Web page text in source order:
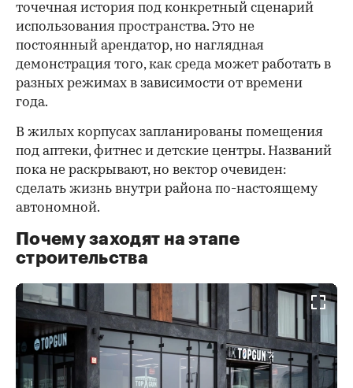
точечная история под конкретный сценарий
использования пространства. Это не
постоянный арендатор, но наглядная
демонстрация того, как среда может работать в
разных режимах в зависимости от времени
года.
В жилых корпусах запланированы помещения
под аптеки, фитнес и детские центры. Названий
пока не раскрывают, но вектор очевиден:
сделать жизнь внутри района по-настоящему
автономной.
Почему заходят на этапе
строительства